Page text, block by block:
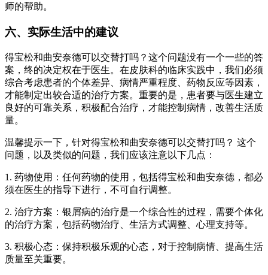
师的帮助。
六、实际生活中的建议
得宝松和曲安奈德可以交替打吗？这个问题没有一个一些的答
案，终的决定权在于医生。在皮肤科的临床实践中，我们必须
综合考虑患者的个体差异、病情严重程度、药物反应等因素，
才能制定出较合适的治疗方案。重要的是，患者要与医生建立
良好的可靠关系，积极配合治疗，才能控制病情，改善生活质
量。
温馨提示一下，针对得宝松和曲安奈德可以交替打吗？ 这个
问题，以及类似的问题，我们应该注意以下几点：
1. 药物使用：任何药物的使用，包括得宝松和曲安奈德，都必
须在医生的指导下进行，不可自行调整。
2. 治疗方案：银屑病的治疗是一个综合性的过程，需要个体化
的治疗方案，包括药物治疗、生活方式调整、心理支持等。
3. 积极心态：保持积极乐观的心态，对于控制病情、提高生活
质量至关重要。